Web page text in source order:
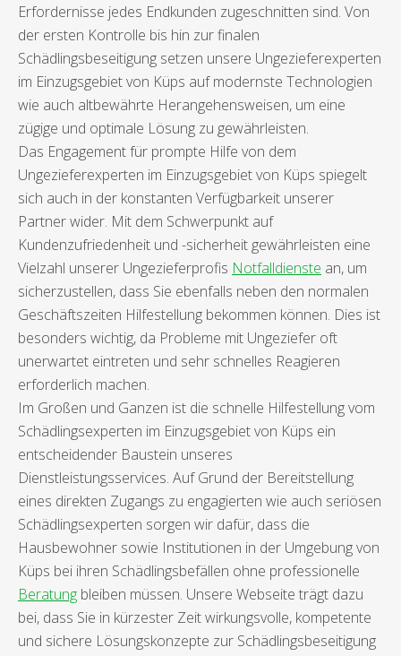
Erfordernisse jedes Endkunden zugeschnitten sind. Von
der ersten Kontrolle bis hin zur finalen
Schädlingsbeseitigung setzen unsere Ungezieferexperten
im Einzugsgebiet von Küps auf modernste Technologien
wie auch altbewährte Herangehensweisen, um eine
zügige und optimale Lösung zu gewährleisten.
Das Engagement für prompte Hilfe von dem
Ungezieferexperten im Einzugsgebiet von Küps spiegelt
sich auch in der konstanten Verfügbarkeit unserer
Partner wider. Mit dem Schwerpunkt auf
Kundenzufriedenheit und -sicherheit gewährleisten eine
Vielzahl unserer Ungezieferprofis Notfalldienste an, um
sicherzustellen, dass Sie ebenfalls neben den normalen
Geschäftszeiten Hilfestellung bekommen können. Dies ist
besonders wichtig, da Probleme mit Ungeziefer oft
unerwartet eintreten und sehr schnelles Reagieren
erforderlich machen.
Im Großen und Ganzen ist die schnelle Hilfestellung vom
Schädlingsexperten im Einzugsgebiet von Küps ein
entscheidender Baustein unseres
Dienstleistungsservices. Auf Grund der Bereitstellung
eines direkten Zugangs zu engagierten wie auch seriösen
Schädlingsexperten sorgen wir dafür, dass die
Hausbewohner sowie Institutionen in der Umgebung von
Küps bei ihren Schädlingsbefällen ohne professionelle
Beratung bleiben müssen. Unsere Webseite trägt dazu
bei, dass Sie in kürzester Zeit wirkungsvolle, kompetente
und sichere Lösungskonzepte zur Schädlingsbeseitigung